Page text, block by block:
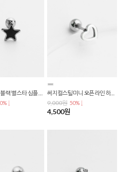
↓
써지컬스틸 미니 오픈 라인 하트 데일리 심플 피어싱 P-0757
9,000원 50% ↓
4,500원